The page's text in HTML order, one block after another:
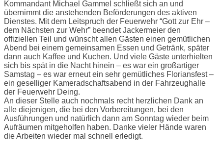
Kommandant Michael Gammel schließt sich an und
übernimmt die anstehenden Beförderungen des aktiven
Dienstes. Mit dem Leitspruch der Feuerwehr “Gott zur Ehr –
dem Nächsten zur Wehr” beendet Jackermeier den
offiziellen Teil und wünscht allen Gästen einen gemütlichen
Abend bei einem gemeinsamen Essen und Getränk, später
dann auch Kaffee und Kuchen. Und viele Gäste unterhielten
sich bis spät in die Nacht hinein – es war ein großartiger
Samstag – es war erneut ein sehr gemütliches Floriansfest –
ein geselliger Kameradschaftsabend in der Fahrzeughalle
der Feuerwehr Deing.
An dieser Stelle auch nochmals recht herzlichen Dank an
alle diejenigen, die bei den Vorbereitungen, bei den
Ausführungen und natürlich dann am Sonntag wieder beim
Aufräumen mitgeholfen haben. Danke vieler Hände waren
die Arbeiten wieder mal schnell erledigt.